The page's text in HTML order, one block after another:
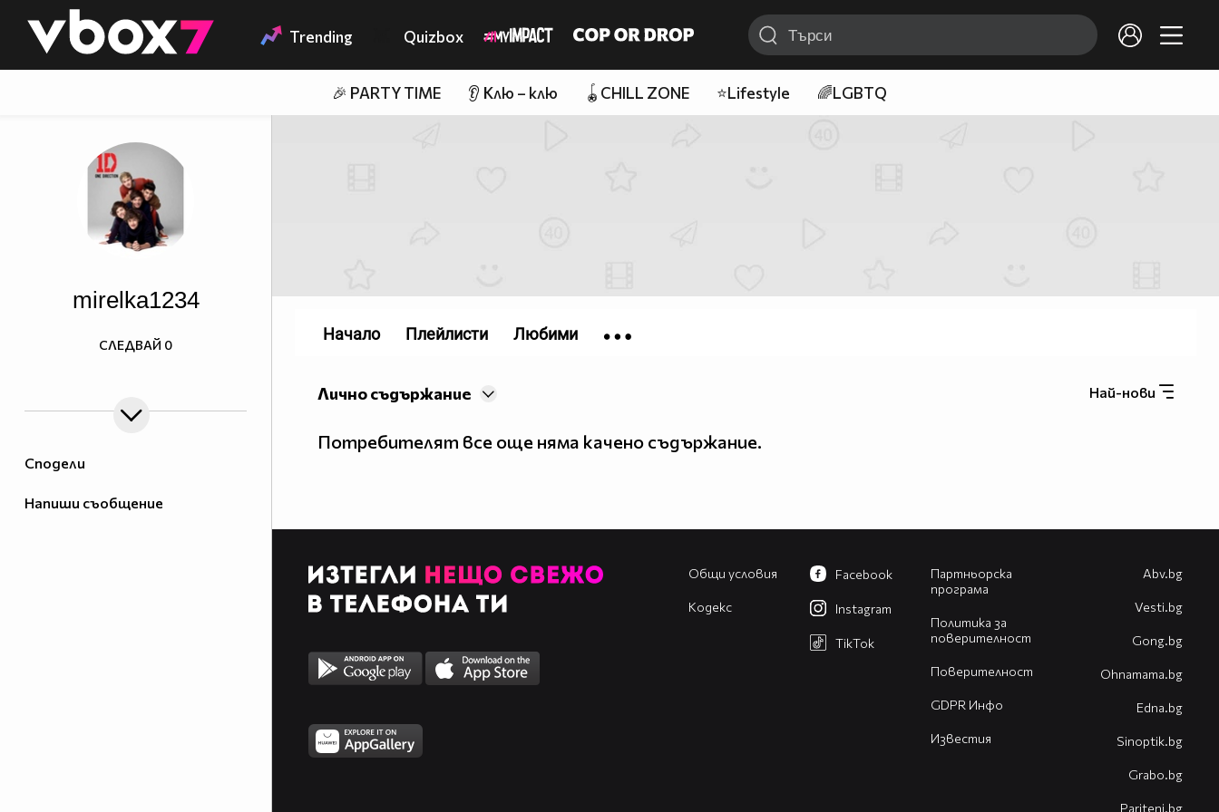
👾 Trending Quizbox
🎉 PARTY TIME 👂 Клю – клю 🪀CHILL ZONE ⭐Lifestyle 🌈LGBTQ
Сподели
Напиши съобщение
mirelka1234
СЛЕДВАЙ 0
Най-нови
Лично съдържание
Потребителят все още няма качено съдържание.
Начало Плейлисти Любими
Общи условия
Кодекс
Партньорска
програма
Политика за
поверителност
Поверителност
GDPR Инфо
Известия
Facebook
Instagram
TikTok
Abv.bg
Vesti.bg
Gong.bg
Оhnamama.bg
Edna.bg
Sinoptik.bg
Grabo.bg
Pariteni.bg